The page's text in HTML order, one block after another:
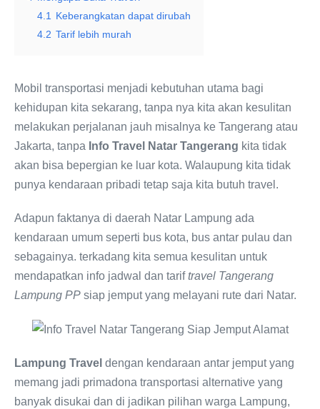
4.1
Keberangkatan dapat dirubah
4.2 Tarif lebih murah
Mobil transportasi menjadi kebutuhan utama bagi
kehidupan kita sekarang, tanpa nya kita akan kesulitan
melakukan perjalanan jauh misalnya ke Tangerang atau
Jakarta, tanpa Info Travel Natar Tangerang kita tidak
akan bisa bepergian ke luar kota. Walaupung kita tidak
punya kendaraan pribadi tetap saja kita butuh travel.
Adapun faktanya di daerah Natar Lampung ada
kendaraan umum seperti bus kota, bus antar pulau dan
sebagainya. terkadang kita semua kesulitan untuk
mendapatkan info jadwal dan tariftravel Tangerang
Lampung PP siap jemput yang melayani rute dari Natar.
Lampung Travel dengan kendaraan antar jemput yang
memang jadi primadona transportasi alternative yang
banyak disukai dan di jadikan pilihan warga Lampung,